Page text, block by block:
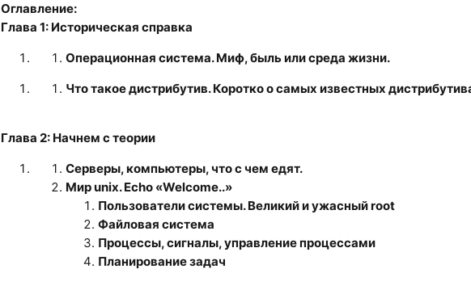
Оглавление:
Глава 1: Историческая справка
Операционная система. Миф, быль или среда жизни.
Что такое дистрибутив. Коротко о самых известных
Глава 2: Начнем с теории
Серверы, компьютеры, что с чем едят.
Мир unix. Echo «Welcome..»
Пользователи системы. Великий и ужасный root
Файловая система
Процессы, сигналы, управление процессами
Планирование задач